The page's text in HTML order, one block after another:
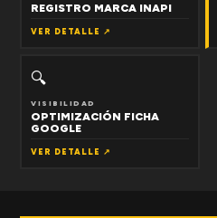
REGISTRO MARCA INAPI
VER DETALLE ↗
🔍
VISIBILIDAD
OPTIMIZACIÓN FICHA
GOOGLE
VER DETALLE ↗